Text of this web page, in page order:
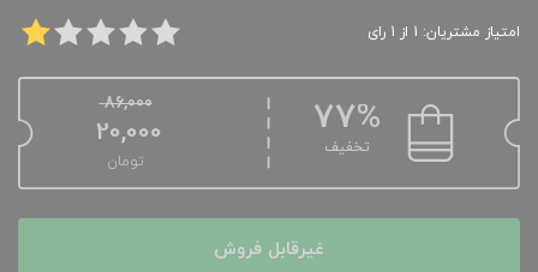
امتیاز مشتریان: 1 از 1 رای
77%
تخفیف
86,000
20,000
تومان
غیرقابل فروش